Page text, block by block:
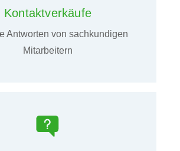
Kontaktverkäufe
Antworten von sachkundigen
Mitarbeitern